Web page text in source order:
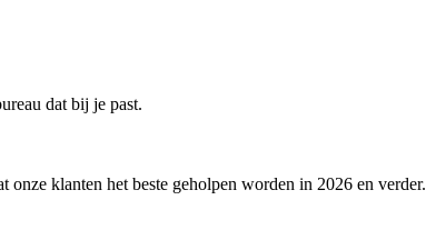
dat bij je past.
onze klanten het beste geholpen worden in 2026 en verder.